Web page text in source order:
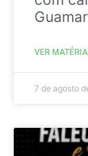
VER
7 de agosto